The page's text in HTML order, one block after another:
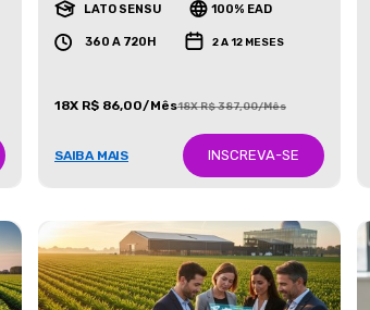
LATO SENSU 100% EAD
360 A 720H 2 A 12 MESES
18X R$ 86,00/Mês18X R$ 387,00/Mês
SAIBA MAIS INSCREVA-SE